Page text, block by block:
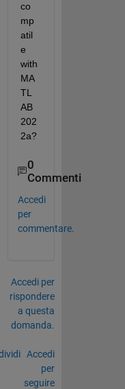
co
mp
atil
e
with
MA
TL
AB
202
2a?
0
Commenti
Accedi
per
commentare.
Accedi per
rispondere
a questa
domanda.
Accedi
per
seguire